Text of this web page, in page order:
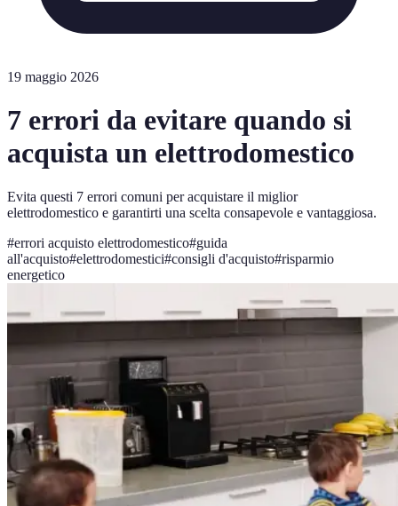
19 maggio 2026
7 errori da evitare quando si
acquista un elettrodomestico
Evita questi 7 errori comuni per acquistare il miglior
elettrodomestico e garantirti una scelta consapevole e vantaggiosa.
#errori acquisto elettrodomestico#guida
all'acquisto#elettrodomestici#consigli d'acquisto#risparmio
energetico